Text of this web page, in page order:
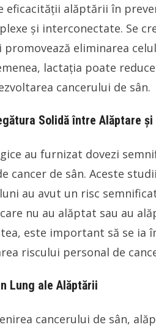
eficacității alăptării în
și interconectate. Se
promovează eliminarea
lactația poate
cancerului de sân.
Solidă între Alăptare
au furnizat dovezi
cancer de sân. Aceste
au avut un risc
nu au alăptat sau au
este important să se ia
riscului personal de
Lung ale Alăptării
cancerului de sân,